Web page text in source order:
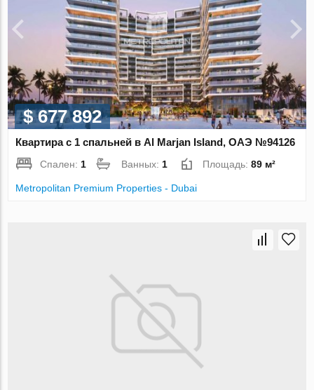
$ 677 892
Квартира с 1 спальней в Al Marjan Island, ОАЭ №94126
Спален:1 Ванных:1 Площадь:89 м²
Metropolitan Premium Properties - Dubai